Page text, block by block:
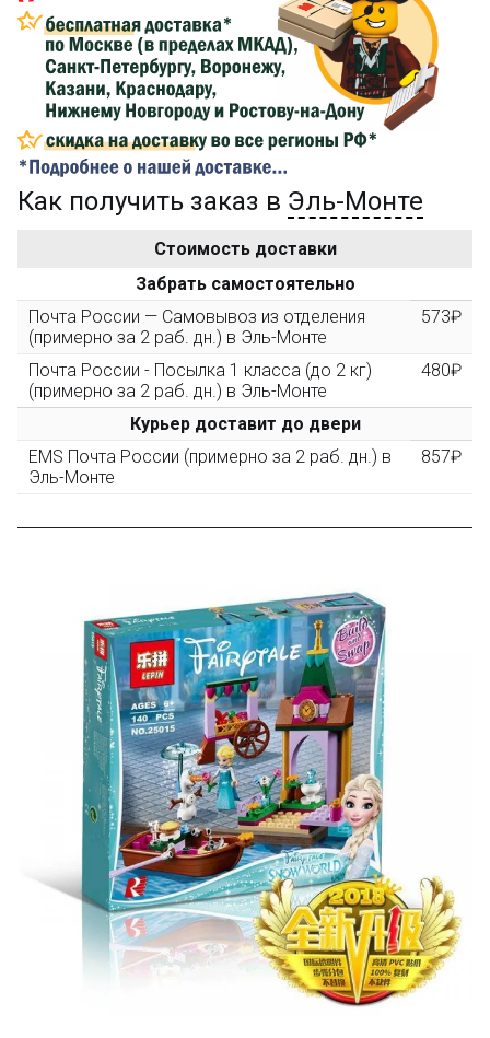
Сделайте заказ на сумму не менее 3 000₽, оплатите
его на карту Сбербанка и получите 150₽ на
компенсацию доставки.
...на следующий заказ
Золотая скидка
персональная
10%
3000 рублей, Вы получите постоянную скидку на все
повторные заказы - 10%
Скидка за обзор
(фото сборки) до 10%
Пришлите фото поэтапной сборки купленного
конструктора и получите дополнительную скидку
10% при покупке следующего набора (не дороже 10
Оставьте отзыв (не менее 50 символов) о товаре на
нашем сайте и получите купон на скидку 50₽ за
текстовый отзыв или 100₽ за отзыв с фото.
Скидка за отзыв
на Яндекс.Маркете 150₽
Оставьте отзыв (не менее 50 символов) о товаре
через системуЯндекс.Маркетс обязательным
указанием номера и даты заказа в нашем магазине
и получите купон на скидку 150₽
...уже сейчас
Участвуйте в конкурсах и розыгрышах в нашейгруппе
Как получить заказ в Эль-Монте
Стоимость доставки
Забрать самостоятельно
Почта России — Самовывоз из отделения
(примерно за 2 раб. дн.) в Эль-Монте
573₽
Почта России - Посылка 1 класса (до 2 кг)
(примерно за 2 раб. дн.) в Эль-Монте
480₽
Курьер доставит до двери
EMS Почта России (примерно за 2 раб. дн.) в
Эль-Монте
857₽